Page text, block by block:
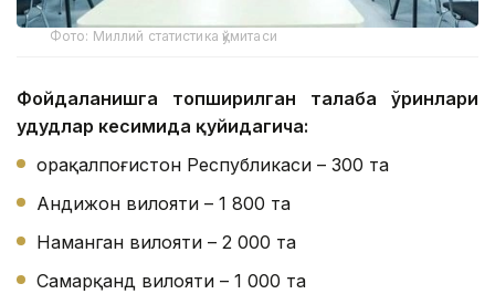
Фото: Миллий статистика қўмитаси
Фойдаланишга топширилган талаба ўринлари
ҳудудлар кесимида қуйидагича:
Қорақалпоғистон Республикаси – 300 та
Андижон вилояти – 1 800 та
Наманган вилояти – 2 000 та
Самарқанд вилояти – 1 000 та